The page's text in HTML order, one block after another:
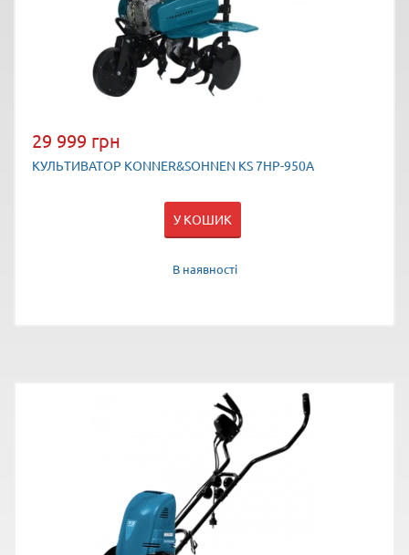
29 999 грн
КУЛЬТИВАТОР KONNER&SOHNEN KS 7HP-950A
У КОШИК
В наявності